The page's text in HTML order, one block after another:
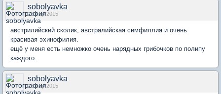
sobolyavka
27 мар 2015
австрилийский сколик, австралийская симфиллия и очень
красивая эхинофилия.
ещё у меня есть немножко очень нарядных грибочков по полипу
каждого.
sobolyavka
27 мар 2015